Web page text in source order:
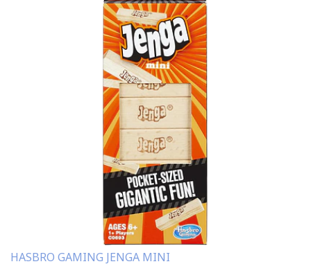
HASBRO GAMING JENGA MINI